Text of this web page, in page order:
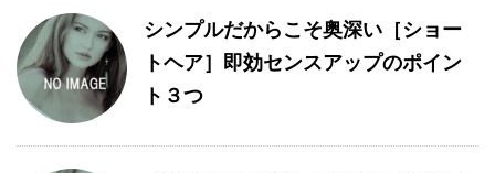
シンプルだからこそ奥深い［ショー
トヘア］即効センスアップのポイン
ト３つ